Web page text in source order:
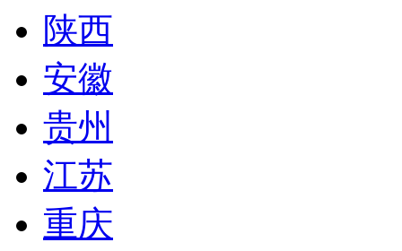
陕西
安徽
贵州
江苏
重庆